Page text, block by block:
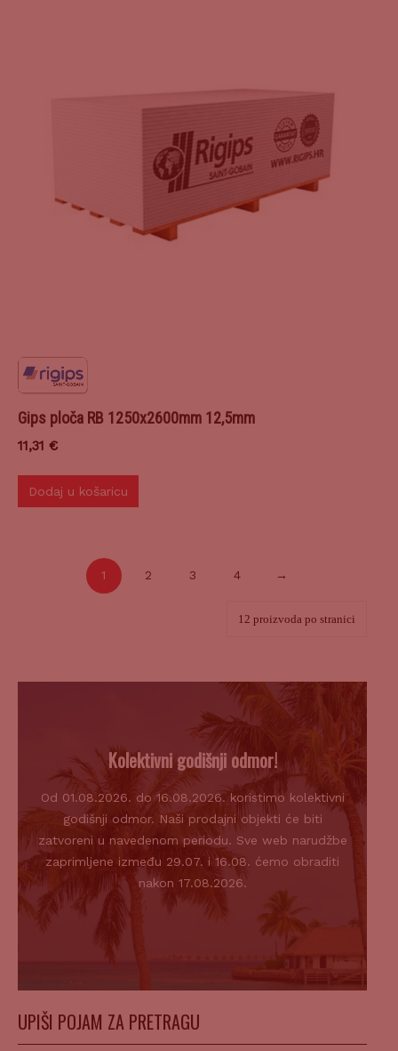
Gips ploča RB 1250x2600mm 12,5mm
11,31 €
Dodaj u košaricu
1 2 3 4 →
Kolektivni godišnji odmor!
Od 01.08.2026. do 16.08.2026. koristimo kolektivni
godišnji odmor. Naši prodajni objekti će biti
zatvoreni u navedenom periodu. Sve web narudžbe
zaprimljene između 29.07. i 16.08. ćemo obraditi
nakon 17.08.2026.
UPIŠI POJAM ZA PRETRAGU